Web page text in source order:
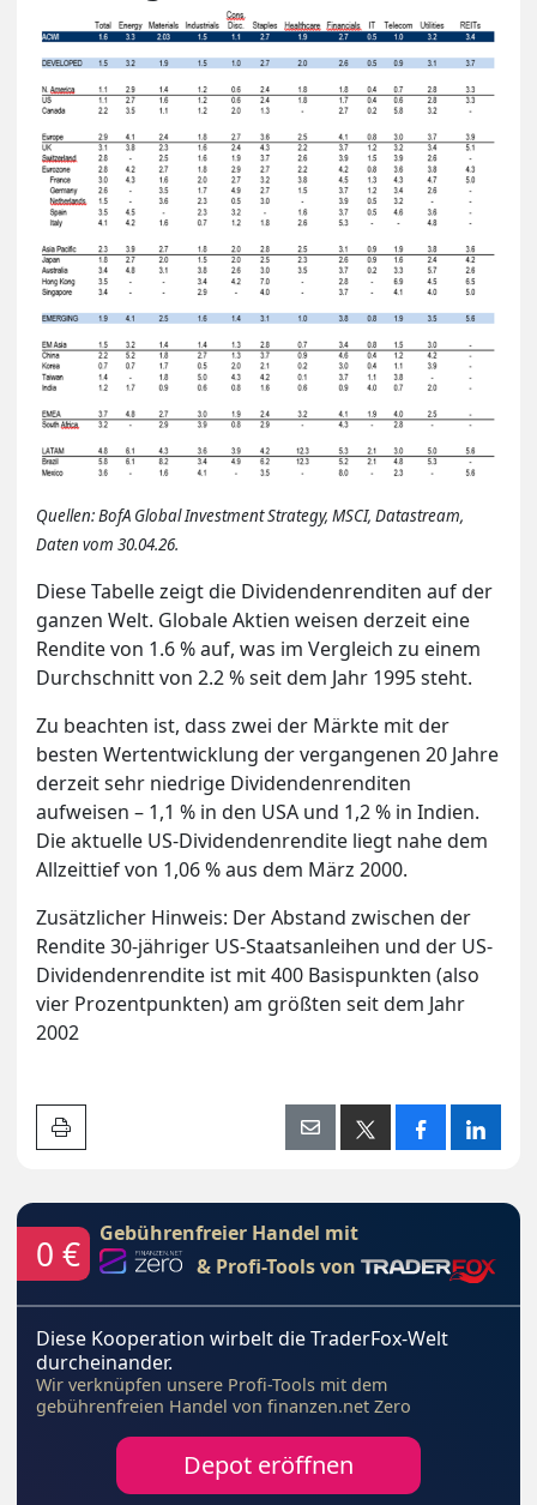
Quellen: BofA Global Investment Strategy, MSCI, Datastream,
Daten vom 30.04.26.
Diese Tabelle zeigt die Dividendenrenditen auf der
ganzen Welt. Globale Aktien weisen derzeit eine
Rendite von 1.6 % auf, was im Vergleich zu einem
Durchschnitt von 2.2 % seit dem Jahr 1995 steht.
Zu beachten ist, dass zwei der Märkte mit der
besten Wertentwicklung der vergangenen 20 Jahre
derzeit sehr niedrige Dividendenrenditen
aufweisen – 1,1 % in den USA und 1,2 % in Indien.
Die aktuelle US-Dividendenrendite liegt nahe dem
Allzeittief von 1,06 % aus dem März 2000.
Zusätzlicher Hinweis: Der Abstand zwischen der
Rendite 30-jähriger US-Staatsanleihen und der US-
Dividendenrendite ist mit 400 Basispunkten (also
vier Prozentpunkten) am größten seit dem Jahr
2002
Artikel drucken
0 €
Gebührenfreier Handel mit
& Profi-Tools von
Diese Kooperation wirbelt die TraderFox-Welt
durcheinander.
Wir verknüpfen unsere Profi-Tools mit dem
gebührenfreien Handel von finanzen.net Zero
Depot eröffnen